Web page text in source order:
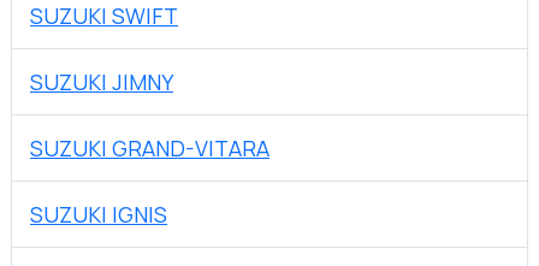
SUZUKI SWIFT
SUZUKI JIMNY
SUZUKI GRAND-VITARA
SUZUKI IGNIS